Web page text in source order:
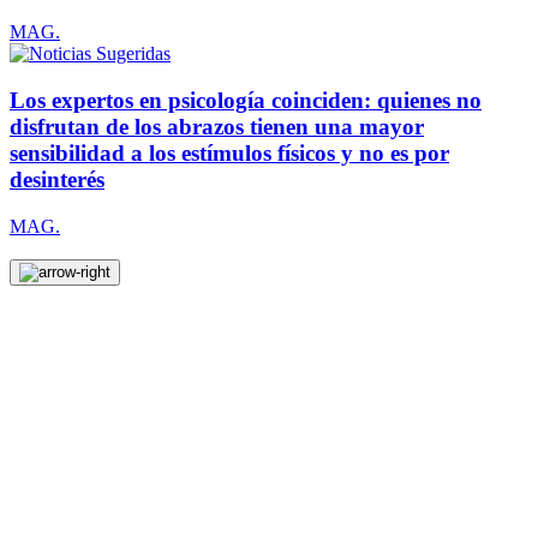
MAG.
Los expertos en psicología coinciden: quienes no
disfrutan de los abrazos tienen una mayor
sensibilidad a los estímulos físicos y no es por
desinterés
MAG.